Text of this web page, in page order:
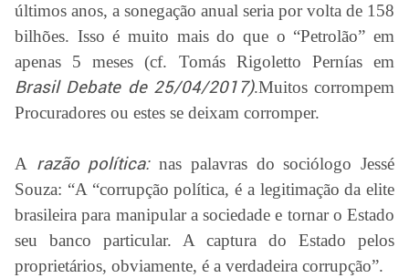
últimos anos, a sonegação anual seria por volta de 158
bilhões. Isso é muito mais do que o “Petrolão” em
apenas 5 meses (cf. Tomás Rigoletto Pernías em
Brasil Debate de 25/04/2017).Muitos corrompem
Procuradores ou estes se deixam corromper.
A razão política:nas palavras do sociólogo Jessé
Souza: “A “corrupção política, é a legitimação da elite
brasileira para manipular a sociedade e tornar o Estado
seu banco particular. A captura do Estado pelos
proprietários, obviamente, é a verdadeira corrupção”.